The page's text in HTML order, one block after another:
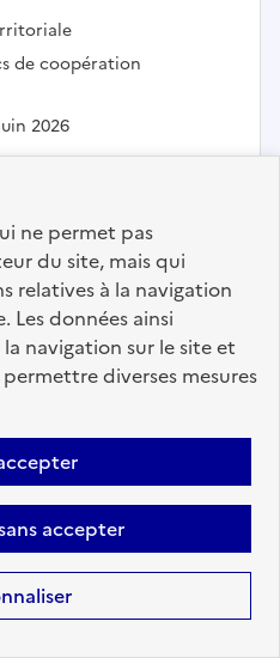
ne permet pas
du site, mais qui
relatives à la navigation
Les données ainsi
navigation sur le site et
diverses mesures
accepter
de coopération
2026